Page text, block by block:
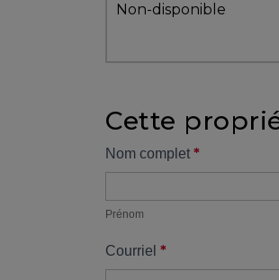
VENDRE
Non-disponible
Cette
Formulaire
Nom complet *
Prénom
Courriel *